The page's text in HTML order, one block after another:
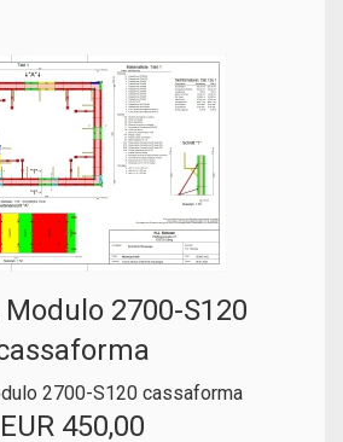
Modulo 2700-S120
2700-S120 cassaforma
EUR 450,00